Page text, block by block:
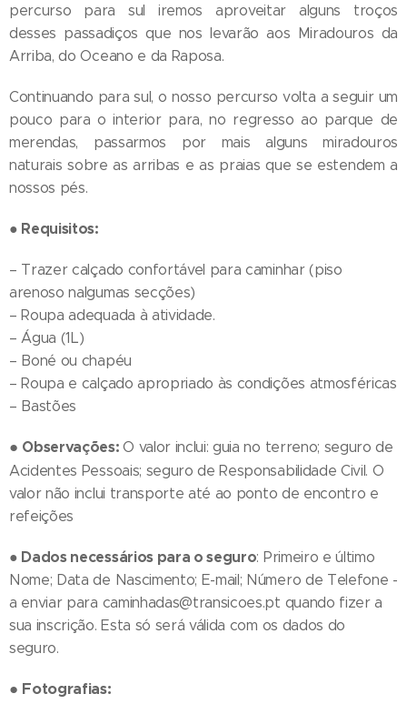
percurso para sul iremos aproveitar alguns troços
desses passadiços que nos levarão aos Miradouros da
Arriba, do Oceano e da Raposa.
Continuando para sul, o nosso percurso volta a seguir um
pouco para o interior para, no regresso ao parque de
merendas, passarmos por mais alguns miradouros
naturais sobre as arribas e as praias que se estendem a
nossos pés.
● Requisitos:
– Trazer calçado confortável para caminhar (piso
arenoso nalgumas secções)
– Roupa adequada à atividade.
– Água (1L)
– Boné ou chapéu
– Roupa e calçado apropriado às condições atmosféricas
– Bastões
● Observações:O valor inclui: guia no terreno; seguro de
Acidentes Pessoais; seguro de Responsabilidade Civil. O
valor não inclui transporte até ao ponto de encontro e
refeições
● Dados necessários para o seguro: Primeiro e último
Nome; Data de Nascimento; E-mail; Número de Telefone -
a enviar para caminhadas@transicoes.pt quando fizer a
sua inscrição. Esta só será válida com os dados do
seguro.
● Fotografias: